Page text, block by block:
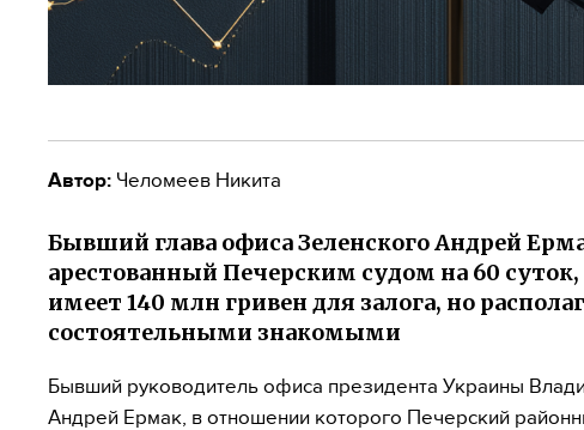
Автор: Челомеев Никита
Бывший глава офиса Зеленского Андрей
арестованный Печерским судом на 60 суток,
имеет 140 млн гривен для залога, но
состоятельными знакомыми
Бывший руководитель офиса президента Украины
Андрей Ермак, в отношении которого Печерский